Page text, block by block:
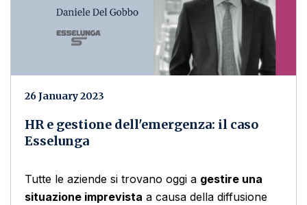
26 January 2023
HR e gestione dell'emergenza: il caso
Esselunga
Tutte le aziende si trovano oggi a gestire una
situazione imprevista a causa della diffusione